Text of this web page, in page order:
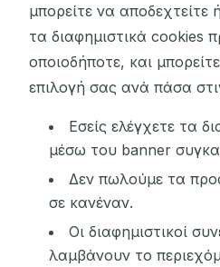
μπορείτε να
τα διαφημιστικά cookies
οποιοδήποτε, και
επιλογή σας ανά πάσα
Εσείς ελέγχετε τα
μέσω του banner
Δεν πωλούμε τα
σε κανέναν.
Οι διαφημιστικοί
λαμβάνουν το